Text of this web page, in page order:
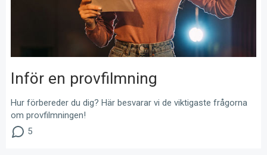
Inför en provfilmning
Hur förbereder du dig? Här besvarar vi de viktigaste frågorna
om provfilmningen!
5